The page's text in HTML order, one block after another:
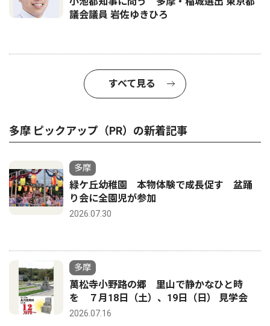
議会議員 岩佐ゆきひろ
すべて見る
多摩 ピックアップ（PR）の新着記事
多摩
緑ケ丘幼稚園 本物体験で成長促す 盆踊
り会に全園児が参加
2026.07.30
多摩
萬松寺小野路の郷 里山で静かなひと時
を ７月18日（土）、19日（日） 見学会
2026.07.16